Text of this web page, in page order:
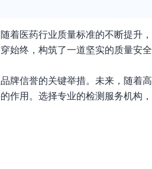
着医药行业质量标准的不断提升，
始终，构筑了一道坚实的质量安全
牌信誉的关键举措。未来，随着高
作用。选择专业的检测服务机构，